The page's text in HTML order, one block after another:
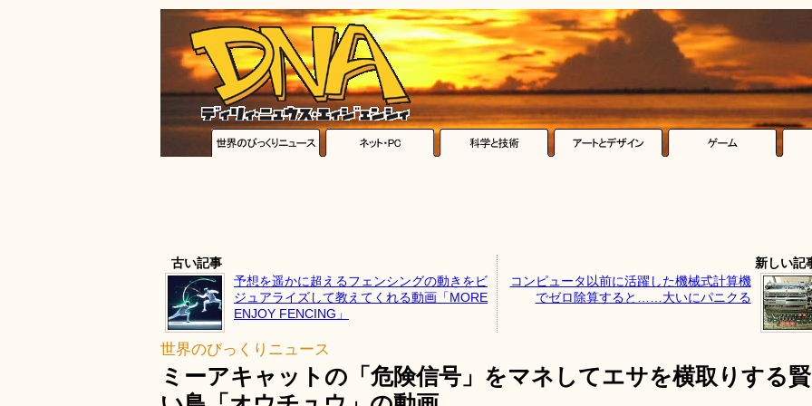
古い記事
予想を遥かに超えるフェンシングの動きをビ
ジュアライズして教えてくれる動画「MORE
ENJOY FENCING」
新しい記
コンピュータ以前に活躍した機械式計算機
でゼロ除算すると……大いにパニクる
世界のびっくりニュース
ミーアキャットの「危険信号」をマネしてエサを横取りする賢